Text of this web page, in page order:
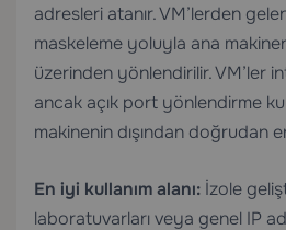
adresleri atanır. VM’lerden
maskeleme yoluyla ana
üzerinden yönlendirilir. VM’ler
ancak açık port yönlendirme
makinenin dışından doğrudan
En iyi kullanım alanı: İzole
laboratuvarları veya genel IP